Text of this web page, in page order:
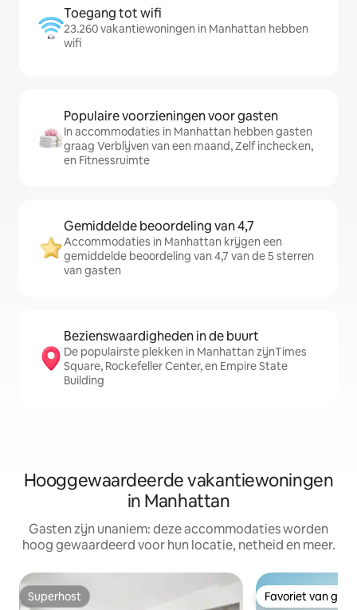
Toegang tot wifi
23.260 vakantiewoningen in Manhattan hebben
wifi
Populaire voorzieningen voor gasten
In accommodaties in Manhattan hebben gasten
graag Verblijven van een maand, Zelf inchecken,
en Fitnessruimte
Gemiddelde beoordeling van 4,7
Accommodaties in Manhattan krijgen een
gemiddelde beoordeling van 4,7 van de 5 sterren
van gasten
Bezienswaardigheden in de buurt
De populairste plekken in Manhattan zijnTimes
Square, Rockefeller Center, en Empire State
Building
Hooggewaardeerde vakantiewoningen
in Manhattan
Gasten zijn unaniem: deze accommodaties worden
hoog gewaardeerd voor hun locatie, netheid en meer.
Superhost
Superhost Favoriet van
Favoriet van